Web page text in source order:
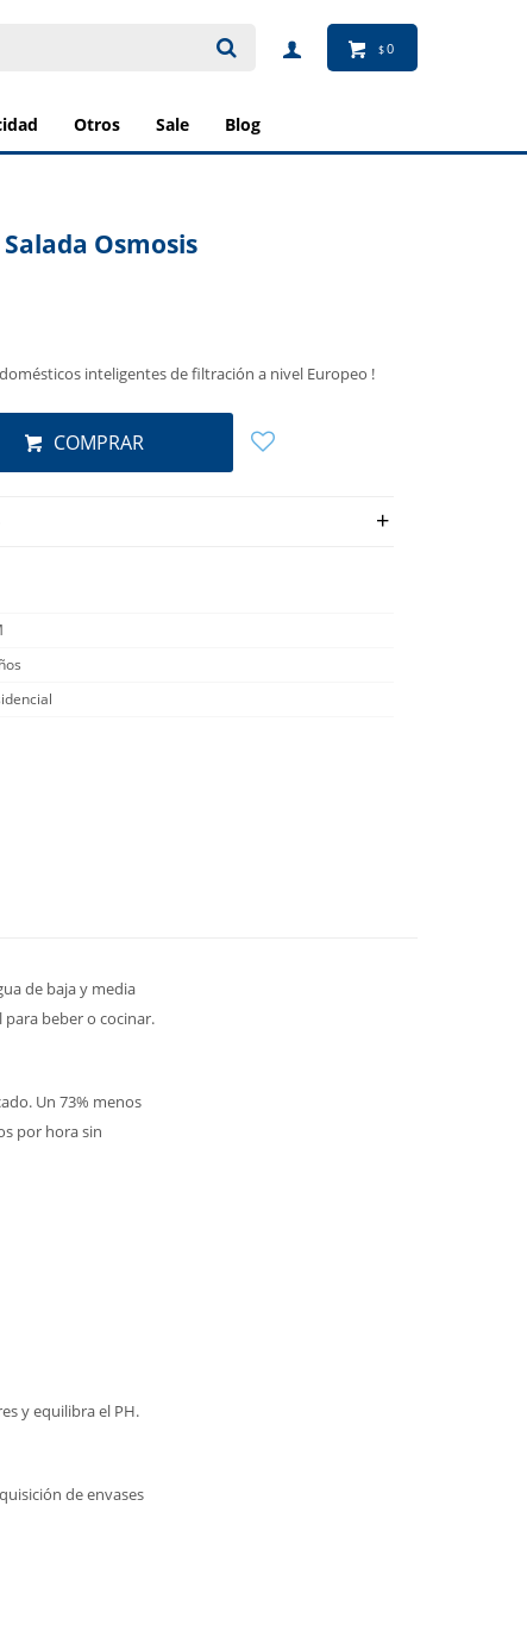
otros sale blog
$0
Osmosis
inteligentes de filtración a nivel Europeo !
COMPRAR
de baja y media
beber o cocinar.
Un 73% menos
por hora sin
y equilibra el PH.
de envases